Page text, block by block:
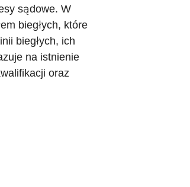
sądowe. W
biegłych, które
biegłych, ich
na istnienie
oraz